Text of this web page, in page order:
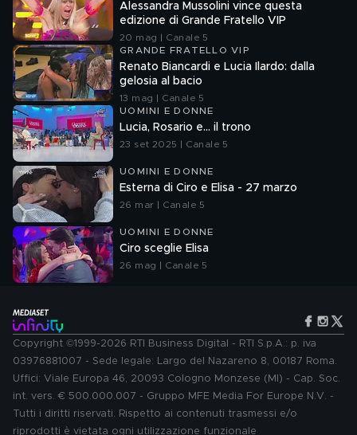
Alessandra Mussolini vince questa
edizione di Grande Fratello VIP
20 mag | Canale 5
GRANDE FRATELLO VIP
Renato Biancardi e Lucia Ilardo: dalla
gelosia al bacio
13 mag | Canale 5
UOMINI E DONNE
Lucia, Rosario e... il trono
23 set 2025 | Canale 5
UOMINI E DONNE
Esterna di Ciro e Elisa - 27 marzo
26 mar | Canale 5
UOMINI E DONNE
Ciro sceglie Elisa
26 mag | Canale 5
Copyright ©1999-2026 RTI Business Digital - RTI S.p.A.: p. iva
03976881007 - Sede legale: Largo del Nazareno 8, 00187 Roma.
Uffici: Viale Europa 46, 20093 Cologno Monzese (MI) - Cap. Soc.
int. vers. € 500.000.007 - Gruppo MFE Media For Europe N.V. -
Tutti i diritti riservati. Rispetto ai contenuti trasmessi e/o
riprodotti è vietata ogni utilizzazione funzionale